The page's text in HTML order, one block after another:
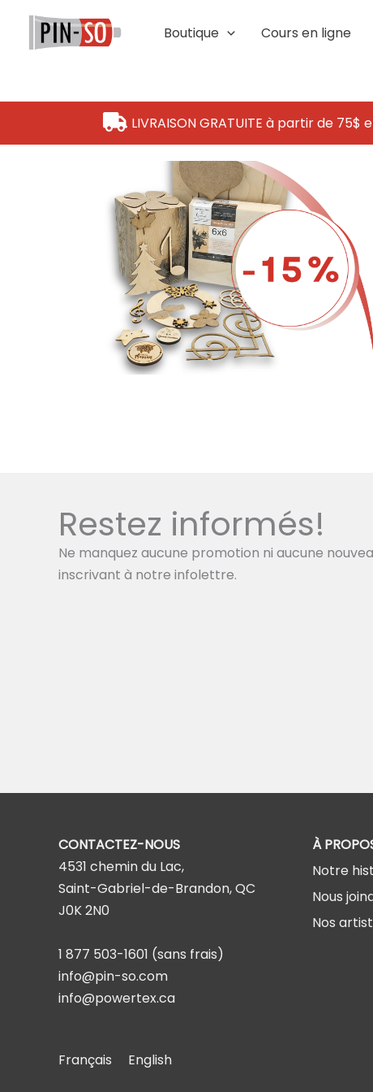
contenu
Boutique Cours en ligne
LIVRAISON GRATUITE à partir de
Restez informés!
Ne manquez aucune promotion ni aucune
inscrivant à notre infolettre.
CONTACTEZ-NOUS
4531 chemin du Lac,
Saint-Gabriel-de-Brandon, QC
J0K 2N0
1 877 503-1601 (sans frais)
info@pin-so.com
info@powertex.ca
À
Notre
Nous
Nos
Français English